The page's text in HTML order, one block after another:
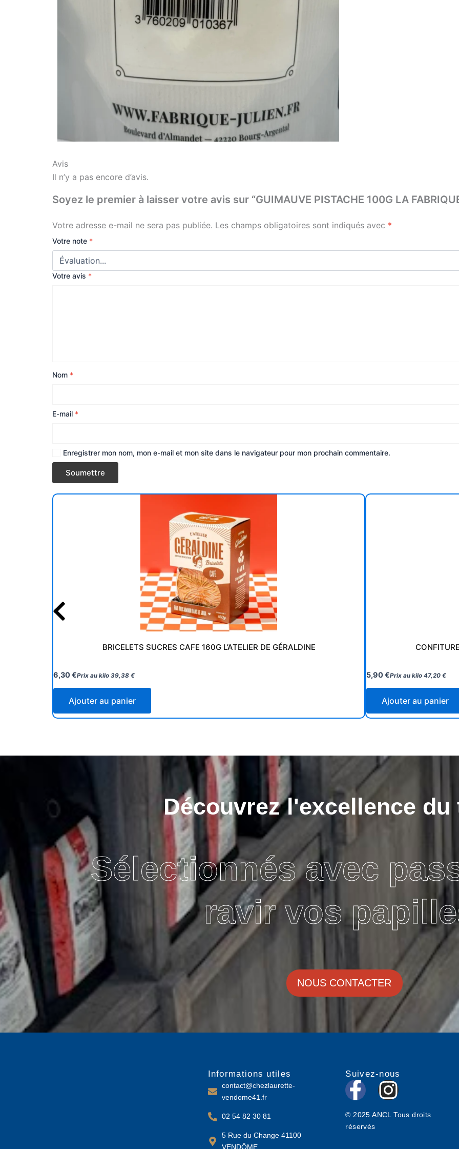
Avis
Il n’y a pas encore d’avis.
Soyez le premier à laisser votre avis sur “GUIMAUVE PISTACHE 100G LA
Votre adresse e-mail ne sera pas publiée. Les champs obligatoires sont indiqués avec *
Votre note *
Votre avis *
Nom *
E-mail *
Enregistrer mon nom, mon e-mail et mon site dans le navigateur pour mon prochain commentaire.
BRICELETS SUCRES CAFE 160G L’ATELIER DE GÉRALDINE
6,30€Prix au kilo 39,38 €
Ajouter au panier
5,90€Prix au kilo 47,20 €
Ajouter au panier
Découvrez l'excellence
Sélectionnés avec
ravir vos
NOUS CONTACTER
Informations utiles
contact@chezlaurette-
vendome41.fr
02 54 82 30 81
5 Rue du Change 41100
VENDÔME
Suivez-nous
F
a
c
I
n
© 2025 ANCL Tous droits
réservés